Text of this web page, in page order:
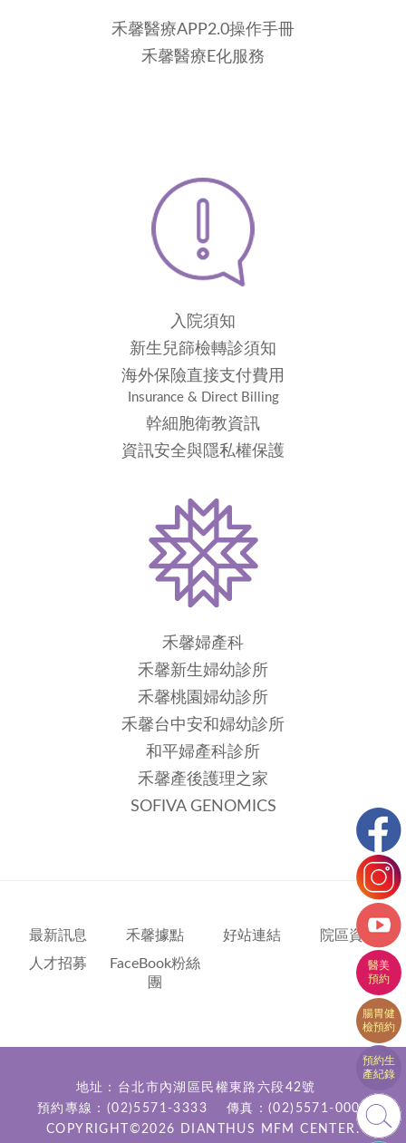
禾馨醫療APP2.0操作手冊
禾馨醫療E化服務
入院須知
新生兒篩檢轉診須知
海外保險直接支付費用
Insurance & Direct Billing
幹細胞衛教資訊
資訊安全與隱私權保護
禾馨婦產科
禾馨新生婦幼診所
禾馨桃園婦幼診所
禾馨台中安和婦幼診所
和平婦產科診所
禾馨產後護理之家
SOFIVA GENOMICS
最新訊息 禾馨據點 好站連結
院區資訊
人才招募
FaceBook粉絲
團
地址：台北市內湖區民權東路六段42號
預約專線： (02)5571-3333
傳真：(02)5571-0000
COPYRIGHT©2026
DIANTHUS MFM CENTER.